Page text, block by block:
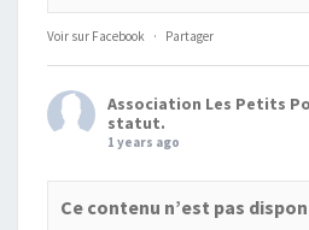
Voir sur Facebook · Partager
Association Les Petits
statut.
1 years ago
Ce contenu n’est pas